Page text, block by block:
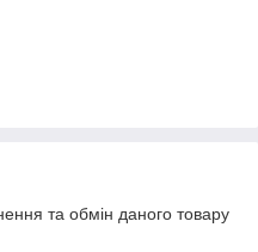
та обмін даного товару